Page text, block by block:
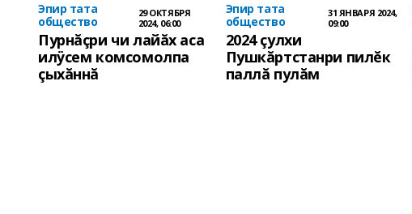
Эпир тата
общество
29 ОКТЯБРЯ
2024, 06:00
Пурнăçри чи лайăх аса
илÿсем комсомолпа
çыхăннă
Эпир тата
общество
31 ЯНВАРЯ 2024,
09:00
2024 çулхи
Пушкăртстанри пилĕк
паллă пулăм